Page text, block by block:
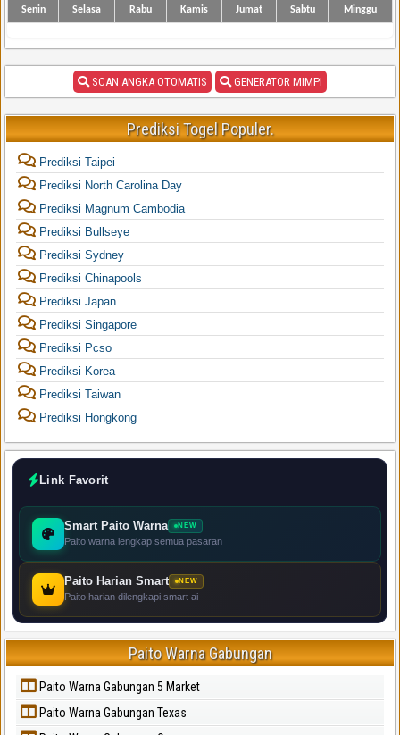
Senin Selasa Rabu Kamis Jumat Sabtu Minggu
SCAN ANGKA OTOMATIS GENERATOR MIMPI
Prediksi Togel Populer.
Prediksi Taipei
Prediksi North Carolina Day
Prediksi Magnum Cambodia
Prediksi Bullseye
Prediksi Sydney
Prediksi Chinapools
Prediksi Japan
Prediksi Singapore
Prediksi Pcso
Prediksi Korea
Prediksi Taiwan
Prediksi Hongkong
Link Favorit
Smart Paito Warna NEW
Paito warna lengkap semua pasaran
Paito Harian Smart NEW
Paito harian dilengkapi smart ai
Paito Warna Gabungan
Paito Warna Gabungan 5 Market
Paito Warna Gabungan Texas